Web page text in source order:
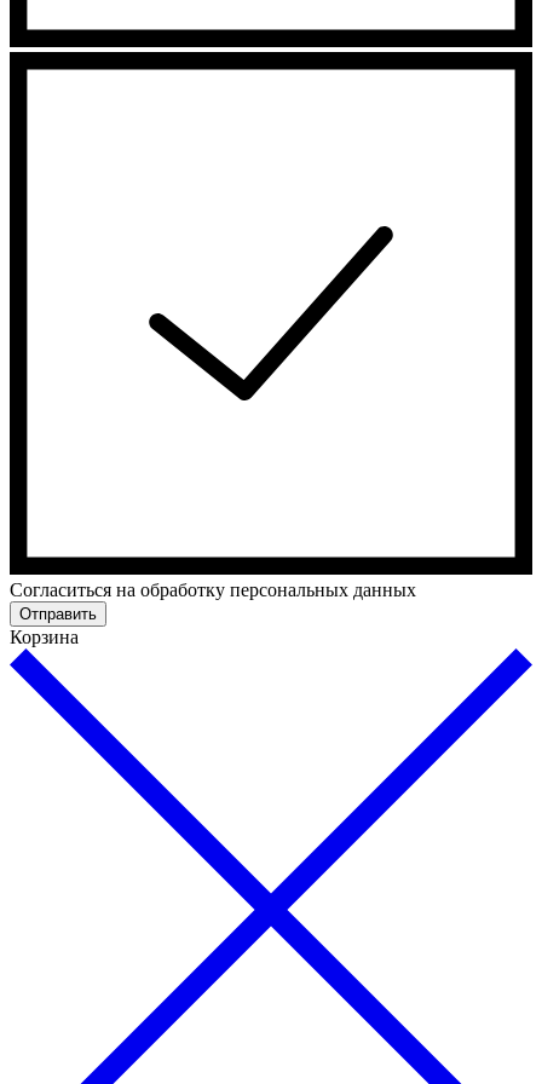
Cогласиться на обработку персональных данных
Отправить
Корзина